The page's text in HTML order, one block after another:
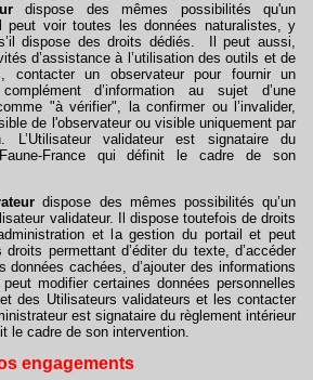
dispose des mêmes possibilités qu'un
peut voir toutes les données naturalistes, y
dispose des droits dédiés. Il peut aussi,
d’assistance à l’utilisation des outils et de
contacter un observateur pour fournir un
d’information au sujet d’une
"à vérifier", la confirmer ou l’invalider,
de l'observateur ou visible uniquement par
L’Utilisateur validateur est signataire du
France qui définit le cadre de son
dispose des mêmes possibilités qu’un
validateur. Il dispose toutefois de droits
et la gestion du portail et peut
permettant d’éditer du texte, d’accéder
cachées, d’ajouter des informations
modifier certaines données personnelles
des Utilisateurs validateurs et les contacter
est signataire du règlement intérieur
le cadre de son intervention.
engagements